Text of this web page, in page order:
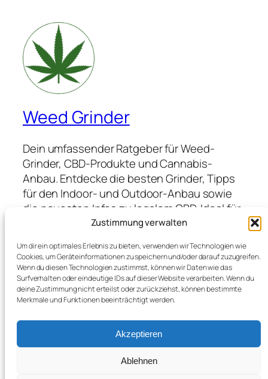
Zustimmung verwalten
Um dir ein optimales Erlebnis zu bieten, verwenden wir Technologien wie
Cookies, um Geräteinformationen zu speichern und/oder darauf zuzugreifen.
Wenn du diesen Technologien zustimmst, können wir Daten wie das
Surfverhalten oder eindeutige IDs auf dieser Website verarbeiten. Wenn du
deine Zustimmung nicht erteilst oder zurückziehst, können bestimmte
Merkmale und Funktionen beeinträchtigt werden.
Akzeptieren
Ablehnen
Weed Grinder
Dein umfassender Ratgeber für Weed-
Grinder, CBD-Produkte und Cannabis-
Anbau. Entdecke die besten Grinder, Tipps
für den Indoor- und Outdoor-Anbau sowie
die neuesten Infos zu legalem CBD. Ideal für
Anfänger und Profis, die hochwertige
profitieren möchten.
Blog
Veranstaltungen